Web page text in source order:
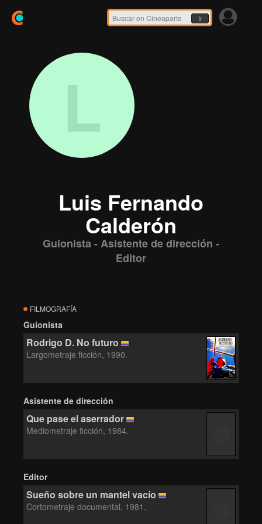
Ir
L
Luis Fernando
Calderón
Guionista - Asistente de dirección -
Editor
FILMOGRAFÍA
Guionista
Rodrigo D. No futuro
Largometraje ficción, 1990.
Asistente de dirección
Que pase el aserrador
Mediometraje ficción, 1984.
Editor
Sueño sobre un mantel vacío
Cortometraje documental, 1981.